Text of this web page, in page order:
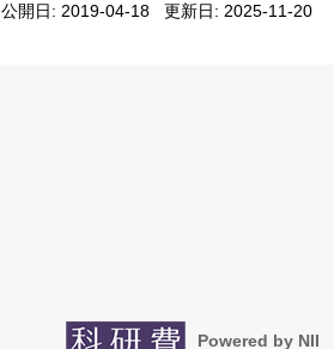
公開日: 2019-04-18 更新日: 2025-11-20
Powered by NII